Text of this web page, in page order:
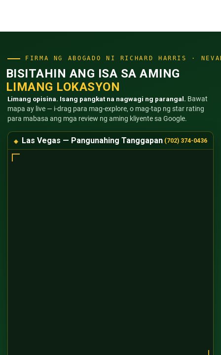
FIRMA NG ABOGADO NI RICHARD HARRIS ·
BISITAHIN ANG ISA SA AMING
LIMANG LOKASYON
Limang opisina. Isang pangkat na nagwagi ng parangal. Bawat
mapa ay live — i-drag para mag-explore, o mag-tap ng star rating
para mabasa ang mga review ng aming kliyente sa Google.
Las Vegas — Pangunahing Tanggapan (702) 374-0436